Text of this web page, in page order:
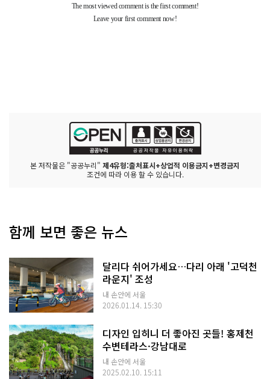
본 저작물은 "공공누리" 제4유형:출처표시+상업적 이용금지+변경금지
조건에 따라 이용 할 수 있습니다.
함께 보면 좋은 뉴스
달리다 쉬어가세요…다리 아래 '고덕천
라운지' 조성
내 손안에 서울
2026.01.14. 15:30
디자인 입히니 더 좋아진 곳들! 홍제천
수변테라스·강남대로
내 손안에 서울
2025.02.10. 15:11